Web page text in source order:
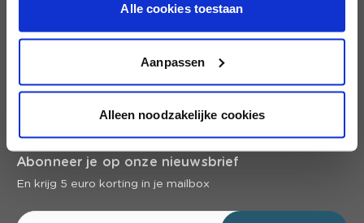
Alle cookies toestaan
Aanpassen
Alleen noodzakelijke cookies
Wand & vloer
Abonneer je op onze nieuwsbrief
En krijg 5 euro korting in je mailbox